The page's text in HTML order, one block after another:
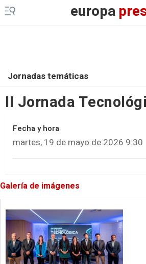
europa
Jornadas temáticas
II Jornada
Fecha y hora
martes, 19 de mayo de 2026 9:30
Galería de imágenes